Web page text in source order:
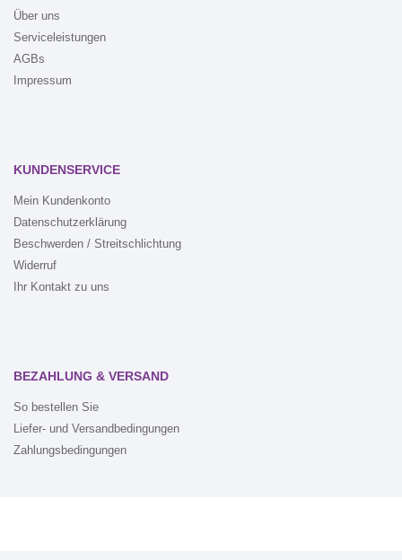
Über uns
Serviceleistungen
AGBs
Impressum
KUNDENSERVICE
Mein Kundenkonto
Datenschutzerklärung
Beschwerden / Streitschlichtung
Widerruf
Ihr Kontakt zu uns
BEZAHLUNG & VERSAND
So bestellen Sie
Liefer- und Versandbedingungen
Zahlungsbedingungen